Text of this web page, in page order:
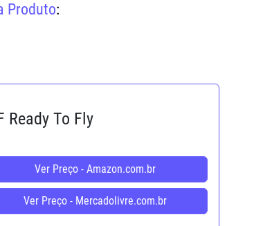
Produto:
Ready To Fly
Ver Preço - Amazon.com.br
Ver Preço - Mercadolivre.com.br